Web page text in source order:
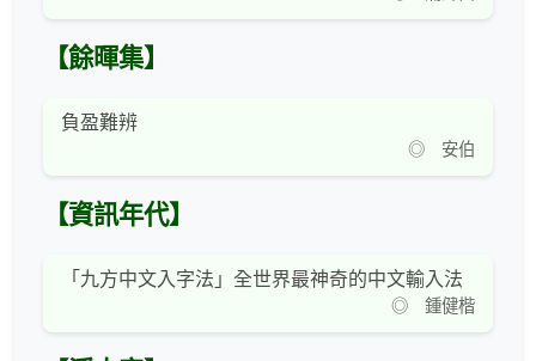
【餘暉集】
負盈難辨
◎ 安伯
【資訊年代】
「九方中文入字法」全世界最神奇的中文輸入法
◎ 鍾健楷